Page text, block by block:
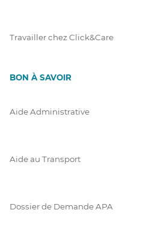
Travailler chez Click&Care
BON À SAVOIR
Aide Administrative
Aide au Transport
Dossier de Demande APA